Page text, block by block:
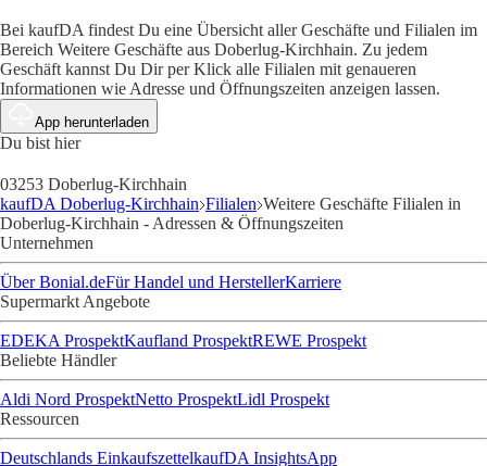
Bei kaufDA findest Du eine Übersicht aller Geschäfte und Filialen im
Bereich Weitere Geschäfte aus Doberlug-Kirchhain. Zu jedem
Geschäft kannst Du Dir per Klick alle Filialen mit genaueren
Informationen wie Adresse und Öffnungszeiten anzeigen lassen.
App herunterladen
Du bist hier
03253 Doberlug-Kirchhain
kaufDA Doberlug-Kirchhain Filialen Weitere Geschäfte Filialen in
Doberlug-Kirchhain - Adressen & Öffnungszeiten
Unternehmen
Über Bonial.deFür Handel und HerstellerKarriere
Supermarkt Angebote
EDEKA ProspektKaufland ProspektREWE Prospekt
Beliebte Händler
Aldi Nord ProspektNetto ProspektLidl Prospekt
Ressourcen
Deutschlands EinkaufszettelkaufDA InsightsApp